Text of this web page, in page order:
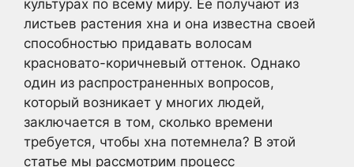
культурах по всему миру. Ее получают из
листьев растения хна и она известна своей
способностью придавать волосам
красновато-коричневый оттенок. Однако
один из распространенных вопросов,
который возникает у многих людей,
заключается в том, сколько времени
требуется, чтобы хна потемнела? В этой
статье мы рассмотрим процесс